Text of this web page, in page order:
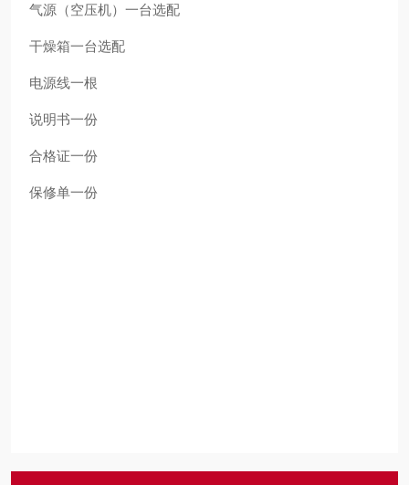
气源（空压机） 一台选配
干燥箱一台选配
电源线一根
说明书一份
合格证一份
保修单一份